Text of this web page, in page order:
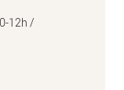
12h /